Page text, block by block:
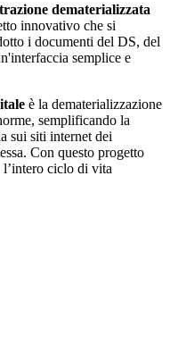
dematerializzata
innovativo che si
i documenti del DS, del
semplice e
è la dematerializzazione
semplificando la
sui siti internet dei
Con questo progetto
l’intero ciclo di vita